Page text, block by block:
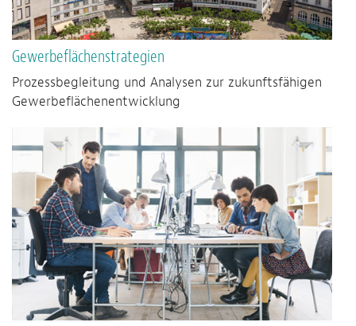
Gewerbeflächenstrategien
Prozessbegleitung und Analysen zur zukunftsfähigen
Gewerbeflächenentwicklung